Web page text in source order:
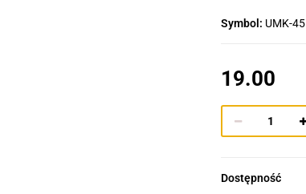
Symbol: UMK-45
19.00
Dostępność